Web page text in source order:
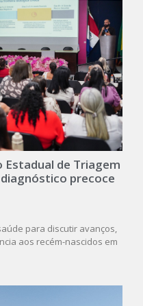
Estadual de Triagem
precoce
para discutir avanços,
aos recém-nascidos em